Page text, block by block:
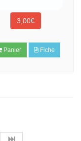
3,00€
Panier Fiche